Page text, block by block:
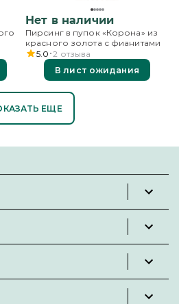
Нет в наличии
Пирсинг в пупок «Корона» из
красного золота с фианитами
5.0 2 отзыва
В лист ожидания
ЕЩЕ